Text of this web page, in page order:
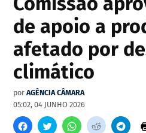
de apoio a
afetado por
climático
por AGÊNCIA CÂMARA
05:02, 04 JUNHO 2026